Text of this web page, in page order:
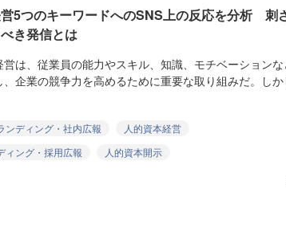
5つのキーワードへのSNS上の反応を分析 刺
き発信とは
は、従業員の能力やスキル、知識、モチベーション
企業の競争力を高めるために重要な取り組みだ。し
ンディング・社内広報
人的資本経営
ィング・採用広報
人的資本開示